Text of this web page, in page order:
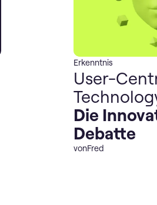
Erkenntnis
User-
Die
Debatte
vonFred